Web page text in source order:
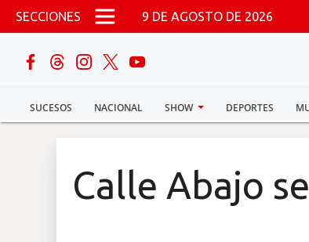
Pasar al contenido principal
SECCIONES 9 DE AGOSTO DE 2026
SUCESOS NACIONAL SHOW DEPORTES
buscar
Sucesos
Calle Abajo